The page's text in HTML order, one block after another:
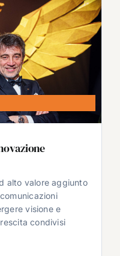
alto valore aggiunto
visione e
condivisi